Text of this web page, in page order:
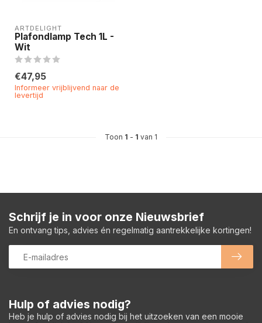
ARTDELIGHT
Plafondlamp Tech 1L -
Wit
€47,95
Informeer vrijblijvend naar de
levertijd
Toon 1 - 1 van 1
Hulp of advies nodig?
Heb je hulp of advies nodig bij het uitzoeken van een mooie
Schrijf je in voor onze Nieuwsbrief
En ontvang tips, advies én regelmatig aantrekkelijke kortingen!